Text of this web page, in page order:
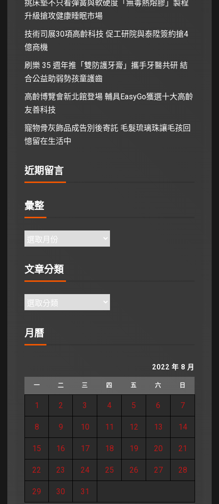
挑床墊不只看彈簧與軟硬度「無毒熱熔膠」製程
升級搶攻健康睡眠市場
技術司展30項高齡科技 促工研院與泰陞簽約搶4
億商機
刷樂 35 週年推「雙防護牙膏」攜手牙醫共研 結
合公益助弱勢孩童護齒
高齡博覽會新北館登場 輔具EasyGo獲選十大高齡
友善科技
寵物骨灰飾品成告別後寄託 毛髮琉璃珠讓毛孩回
憶留在生活中
近期留言
彙整
文章分類
月曆
2022 年 8 月
一 二 三 四 五 六 日
1 2 3 4 5 6 7
8 9 10 11 12 13 14
15 16 17 18 19 20 21
22 23 24 25 26 27 28
29 30 31